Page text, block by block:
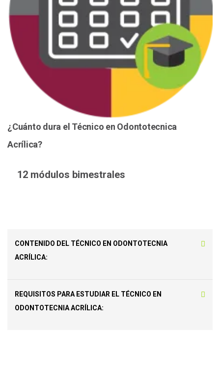
¿Cuánto dura el Técnico en Odontotecnica
Acrílica?
12 módulos bimestrales
CONTENIDO DEL TÉCNICO EN ODONTOTECNIA
ACRÍLICA:
REQUISITOS PARA ESTUDIAR EL TÉCNICO EN
ODONTOTECNIA ACRÍLICA: